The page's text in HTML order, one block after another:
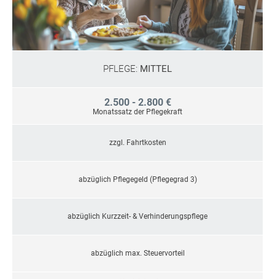
PFLEGE: MITTEL
2.500 - 2.800 €
Monatssatz der Pflegekraft
zzgl. Fahrtkosten
abzüglich Pflegegeld (Pflegegrad 3)
abzüglich Kurzzeit- & Verhinderungspflege
abzüglich max. Steuervorteil